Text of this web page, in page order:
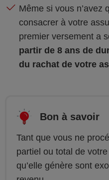
Même si vous n’avez
consacrer à votre
premier versement a
partir de 8 ans de
du rachat de votre
Bon à savoir
Tant que vous ne
partiel ou total de
qu’elle génère sont